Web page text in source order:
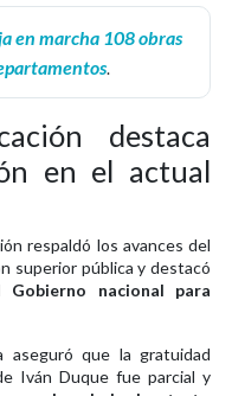
en marcha 108 obras
.
destaca
en el actual
respaldó los avances del
superior pública y destacó
nacional para
aseguró que la gratuidad
Iván Duque fue parcial y